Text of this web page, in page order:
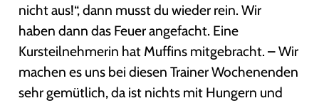
nicht aus!“, dann musst du wieder rein. Wir
haben dann das Feuer angefacht. Eine
Kursteilnehmerin hat Muffins mitgebracht. – Wir
machen es uns bei diesen Trainer Wochenenden
sehr gemütlich, da ist nichts mit Hungern und